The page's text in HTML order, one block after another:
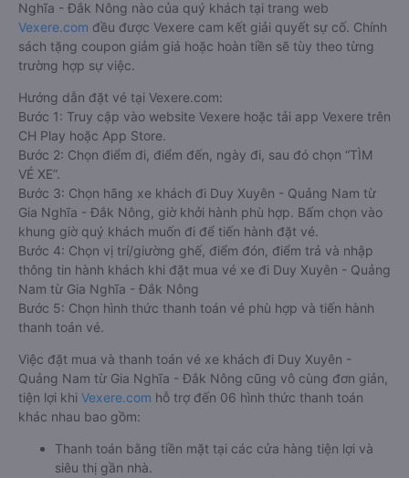
Nghĩa - Đắk Nông nào của quý khách tại trang web
Vexere.com đều được Vexere cam kết giải quyết sự cố. Chính
sách tặng coupon giảm giá hoặc hoàn tiền sẽ tùy theo từng
trường hợp sự việc.
Hướng dẫn đặt vé tại Vexere.com:
Bước 1: Truy cập vào website Vexere hoặc tải app Vexere trên
CH Play hoặc App Store.
Bước 2: Chọn điểm đi, điểm đến, ngày đi, sau đó chọn “TÌM
VÉ XE”.
Bước 3: Chọn hãng xe khách đi Duy Xuyên - Quảng Nam từ
Gia Nghĩa - Đắk Nông, giờ khởi hành phù hợp. Bấm chọn vào
khung giờ quý khách muốn đi để tiến hành đặt vé.
Bước 4: Chọn vị trí/giường ghế, điểm đón, điểm trả và nhập
thông tin hành khách khi đặt mua vé xe đi Duy Xuyên - Quảng
Nam từ Gia Nghĩa - Đắk Nông
Bước 5: Chọn hình thức thanh toán vé phù hợp và tiến hành
thanh toán vé.
Việc đặt mua và thanh toán vé xe khách đi Duy Xuyên -
Quảng Nam từ Gia Nghĩa - Đắk Nông cũng vô cùng đơn giản,
tiện lợi khi Vexere.com hỗ trợ đến 06 hình thức thanh toán
khác nhau bao gồm:
Thanh toán bằng tiền mặt tại các cửa hàng tiện lợi và
siêu thị gần nhà.